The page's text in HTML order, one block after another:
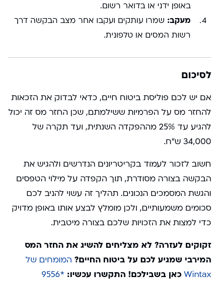
באופן ידני או בדואר רשום.
מעקב: שמרו עותקים ועקבו אחר מצב הבקשה דרך
רשות המסים או טלפונית.
לסיכום
אם יש לכם פוליסת ביטוח חיים, כדאי לבדוק את הזכאות
להחזר מס על הפרמיות ששילמתם, שכן החזר מס זה יכול
להגיע עד 25% מההפקדה השנתית, ועד תקרה של
34,000 ש”ח.
חשוב לזכור לעמוד בקריטריונים הנדרשים ולהגיש את
הבקשה בצורה מסודרת, תוך הקפדה על מילוי הטפסים
והגשת המסמכים הנכונים. תהליך זה עשוי להניב לכם
סכומים משמעותיים, ולכן מומלץ לבצע אותו באופן מדויק
כדי למצות את הזכויות שלכם בצורה מיטבית.
זקוקים לעזרה? לא מצליחים להשיג את החזר המס
המירבי שמגיע לכם על ביטוח החיים? המומחים של
Wintax כאן בשבילכם! התקשרו עכשיו: *9556